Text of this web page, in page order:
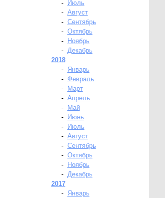
-
Июль
- Август
- Сентябрь
- Октябрь
-
Ноябрь
- Декабрь
2018
-
Январь
- Февраль
-
Март
- Апрель
-
Май
-
Июнь
-
Июль
- Август
- Сентябрь
- Октябрь
-
Ноябрь
- Декабрь
2017
-
Январь